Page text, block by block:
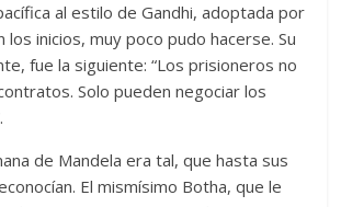
al estilo de Gandhi, adoptada por
los inicios, muy poco pudo hacerse. Su
fue la siguiente: “Los prisioneros no
Solo pueden negociar los
de Mandela era tal, que hasta sus
El mismísimo Botha, que le